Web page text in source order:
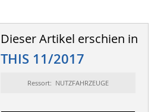
Dieser Artikel erschien in
THIS 11/2017
Ressort: NUTZFAHRZEUGE